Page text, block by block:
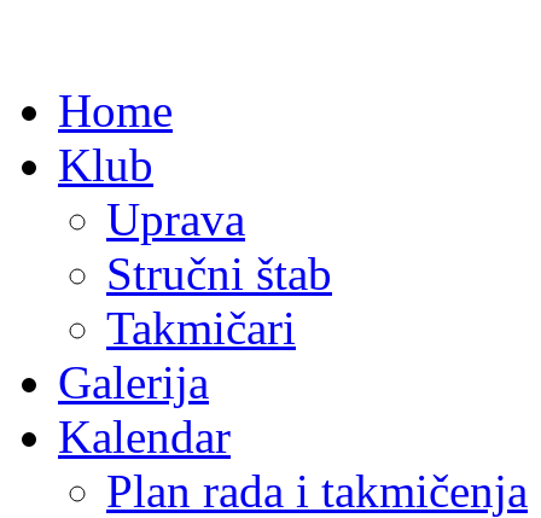
Home
Klub
Uprava
Stručni štab
Takmičari
Galerija
Kalendar
Plan rada i takmičenja